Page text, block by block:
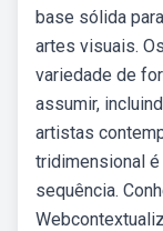
base sólida
artes visuais.
variedade de
assumir,
artistas
tridimensional
sequência.